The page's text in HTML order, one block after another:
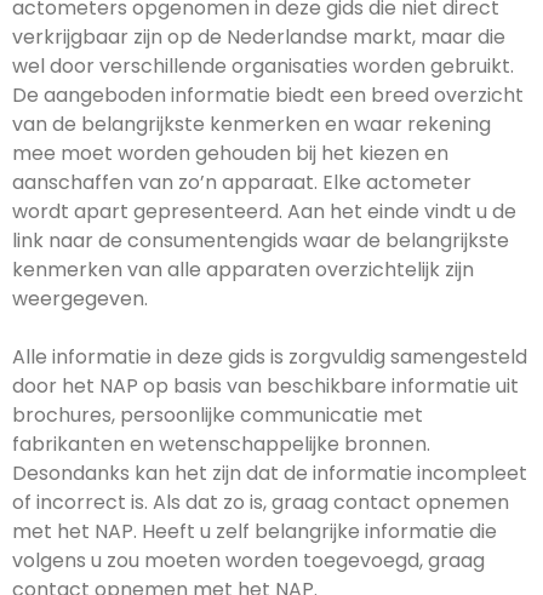
actometers opgenomen in deze gids die niet direct
verkrijgbaar zijn op de Nederlandse markt, maar die
wel door verschillende organisaties worden gebruikt.
De aangeboden informatie biedt een breed overzicht
van de belangrijkste kenmerken en waar rekening
mee moet worden gehouden bij het kiezen en
aanschaffen van zo’n apparaat. Elke actometer
wordt apart gepresenteerd. Aan het einde vindt u de
link naar de consumentengids waar de belangrijkste
kenmerken van alle apparaten overzichtelijk zijn
weergegeven.
Alle informatie in deze gids is zorgvuldig samengesteld
door het NAP op basis van beschikbare informatie uit
brochures, persoonlijke communicatie met
fabrikanten en wetenschappelijke bronnen.
Desondanks kan het zijn dat de informatie incompleet
of incorrect is. Als dat zo is, graag contact opnemen
met het NAP. Heeft u zelf belangrijke informatie die
volgens u zou moeten worden toegevoegd, graag